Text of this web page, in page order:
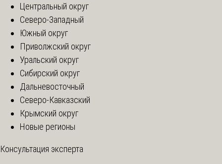
Центральный округ
Северо-Западный
Южный округ
Приволжский округ
Уральский округ
Сибирский округ
Дальневосточный
Северо-Кавказский
Крымский округ
Новые регионы
Консультация эксперта